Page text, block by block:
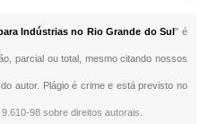
Indústrias no Rio Grande do Sul" é
parcial ou total, mesmo citando nossos
autor. Plágio é crime e está previsto no
9.610-98 sobre direitos autorais